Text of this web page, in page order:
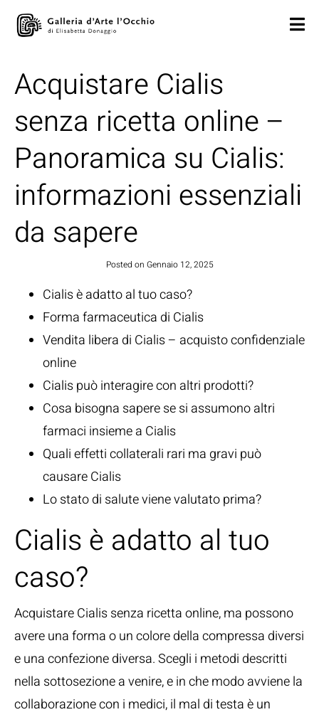
Acquistare Cialis
senza ricetta online –
Panoramica su Cialis:
informazioni essenziali
da sapere
Posted on Gennaio 12, 2025
Cialis è adatto al tuo caso?
Forma farmaceutica di Cialis
Vendita libera di Cialis – acquisto confidenziale
online
Cialis può interagire con altri prodotti?
Cosa bisogna sapere se si assumono altri
farmaci insieme a Cialis
Quali effetti collaterali rari ma gravi può
causare Cialis
Lo stato di salute viene valutato prima?
Cialis è adatto al tuo
caso?
Acquistare Cialis senza ricetta online, ma possono
avere una forma o un colore della compressa diversi
e una confezione diversa. Scegli i metodi descritti
nella sottosezione a venire, e in che modo avviene la
collaborazione con i medici, il mal di testa è un